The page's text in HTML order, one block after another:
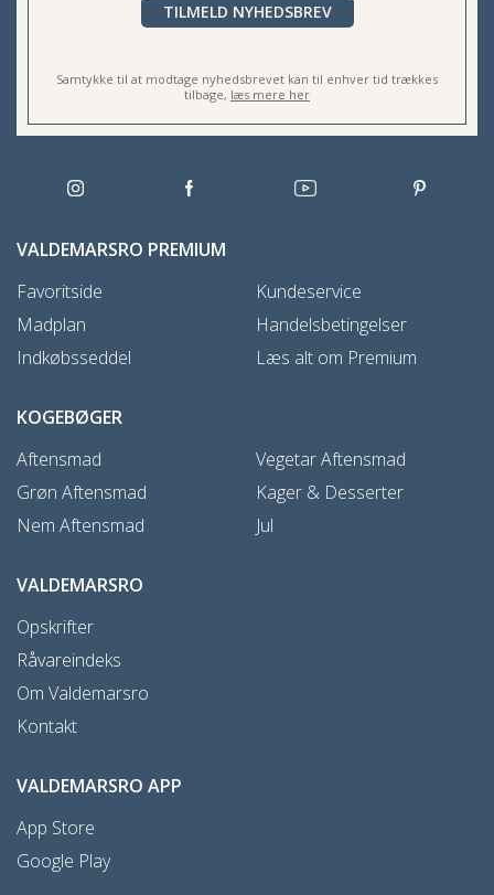
TILMELD NYHEDSBREV
Samtykke til at modtage nyhedsbrevet kan til enhver tid trækkes
tilbage, læs mere her
VALDEMARSRO PREMIUM
Favoritside
Madplan
Indkøbsseddel
Kundeservice
Handelsbetingelser
Læs alt om Premium
KOGEBØGER
Aftensmad
Grøn Aftensmad
Nem Aftensmad
Vegetar Aftensmad
Kager & Desserter
Jul
VALDEMARSRO
Opskrifter
Råvareindeks
Om Valdemarsro
Kontakt
VALDEMARSRO APP
App Store
Google Play